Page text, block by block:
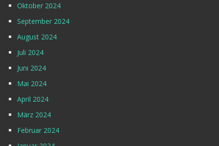
Oktober 2024
September 2024
August 2024
Juli 2024
Juni 2024
Mai 2024
April 2024
März 2024
Februar 2024